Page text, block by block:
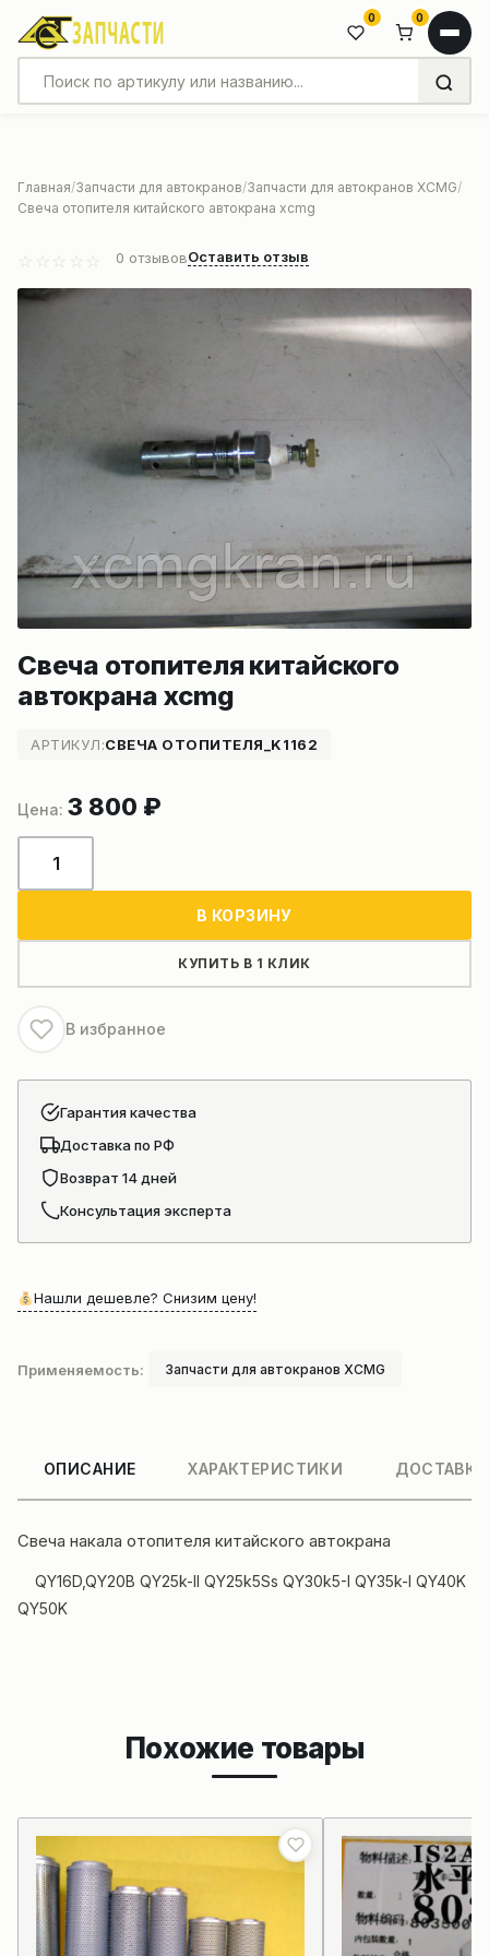
0 0
Главная Запчасти для автокранов Запчасти для автокранов XCMG
Свеча отопителя китайского автокрана xcmg
0 отзывовОставить отзыв
Свеча отопителя китайского
автокрана xcmg
АРТИКУЛ:СВЕЧА ОТОПИТЕЛЯ_K1162
3 800 ₽
товара
автокрана
xcmg
В КОРЗИНУ
КУПИТЬ В 1 КЛИК
В избранное
Гарантия качества
Доставка по РФ
Возврат 14 дней
Консультация эксперта
Нашли дешевле? Снизим цену!
Применяемость: Запчасти для автокранов XCMG
ОПИСАНИЕ ХАРАКТЕРИСТИКИ
Свеча накала отопителя китайского автокрана
QY16D,QY20B QY25k-II QY25k5Ss QY30k5-I QY35k-I QY40K
QY50K
Похожие товары